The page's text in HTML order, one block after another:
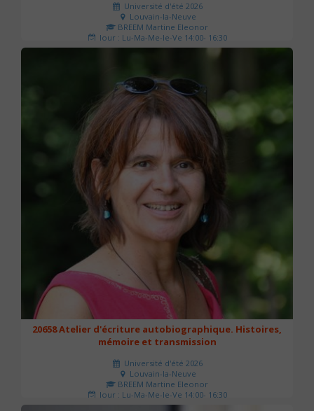
Université d'été 2026
Louvain-la-Neuve
BREEM Martine Eleonor
Jour : Lu-Ma-Me-Je-Ve 14:00- 16:30
Nombre de séances : 3
20658 Atelier d'écriture autobiographique. Histoires,
mémoire et transmission
Université d'été 2026
Louvain-la-Neuve
BREEM Martine Eleonor
Jour : Lu-Ma-Me-Je-Ve 14:00- 16:30
Nombre de séances : 3